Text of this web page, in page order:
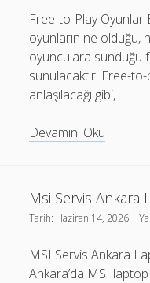
Free-to-Play
oyunların ne olduğu,
oyunculara sunduğu
sunulacaktır. Free-
anlaşılacağı gibi,…
Devamını Oku
Oyunlar
Msi Servis Ankara
Tarih: Haziran 14, 2026 |
MSI Servis Ankara
Ankara’da MSI laptop